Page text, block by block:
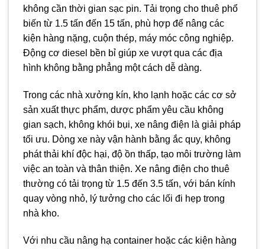
không cần thời gian sạc pin. Tải trọng cho thuê phổ
biến từ 1.5 tấn đến 15 tấn, phù hợp để nâng các
kiện hàng nặng, cuộn thép, máy móc công nghiệp.
Động cơ diesel bền bỉ giúp xe vượt qua các địa
hình không bằng phẳng một cách dễ dàng.
Trong các nhà xưởng kín, kho lạnh hoặc các cơ sở
sản xuất thực phẩm, dược phẩm yêu cầu không
gian sạch, không khói bụi, xe nâng điện là giải pháp
tối ưu. Dòng xe này vận hành bằng ắc quy, không
phát thải khí độc hại, độ ồn thấp, tạo môi trường làm
việc an toàn và thân thiện. Xe nâng điện cho thuê
thường có tải trọng từ 1.5 đến 3.5 tấn, với bán kính
quay vòng nhỏ, lý tưởng cho các lối đi hẹp trong
nhà kho.
Với nhu cầu nâng hạ container hoặc các kiện hàng